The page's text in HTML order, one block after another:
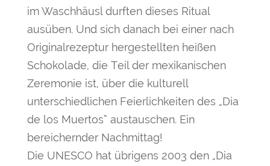
im Waschhäusl durften dieses Ritual
ausüben. Und sich danach bei einer nach
Originalrezeptur hergestellten heißen
Schokolade, die Teil der mexikanischen
Zeremonie ist, über die kulturell
unterschiedlichen Feierlichkeiten des „Dia
de los Muertos“ austauschen. Ein
bereichernder Nachmittag!
Die UNESCO hat übrigens 2003 den „Dia